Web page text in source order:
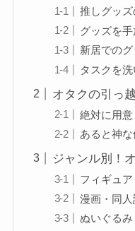
推しグッズ
グッズを
新居での
タスクを
オタクの引っ
絶対に用
あると神
ジャンル別！
フィギュ
漫画・同
ぬいぐる